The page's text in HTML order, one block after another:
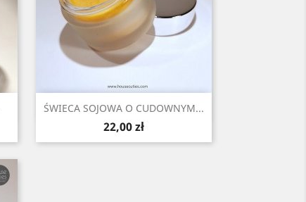
ŚWIECA SOJOWA O CUDOWNYM...
Cena
22,00 zł
Szybki podgląd